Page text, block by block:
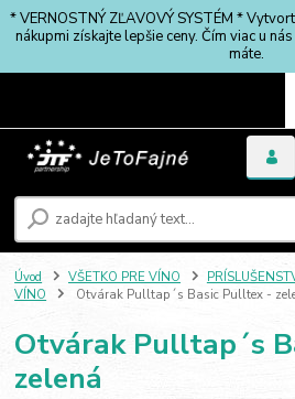
* VERNOSTNÝ ZĽAVOVÝ SYSTÉM *
nákupmi získajte lepšie ceny. Čím viac u
máte.
Úvod VŠETKO PRE VÍNO
VÍNO
Otvárak Pulltap´s Basic Pulltex -
Otvárak Pulltap´s
zelená